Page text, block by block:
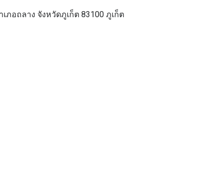
ภอถลาง จังหวัดภูเก็ต 83100 ภูเก็ต